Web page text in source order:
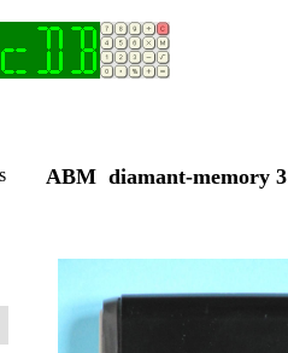
ABM diamant-memory 3